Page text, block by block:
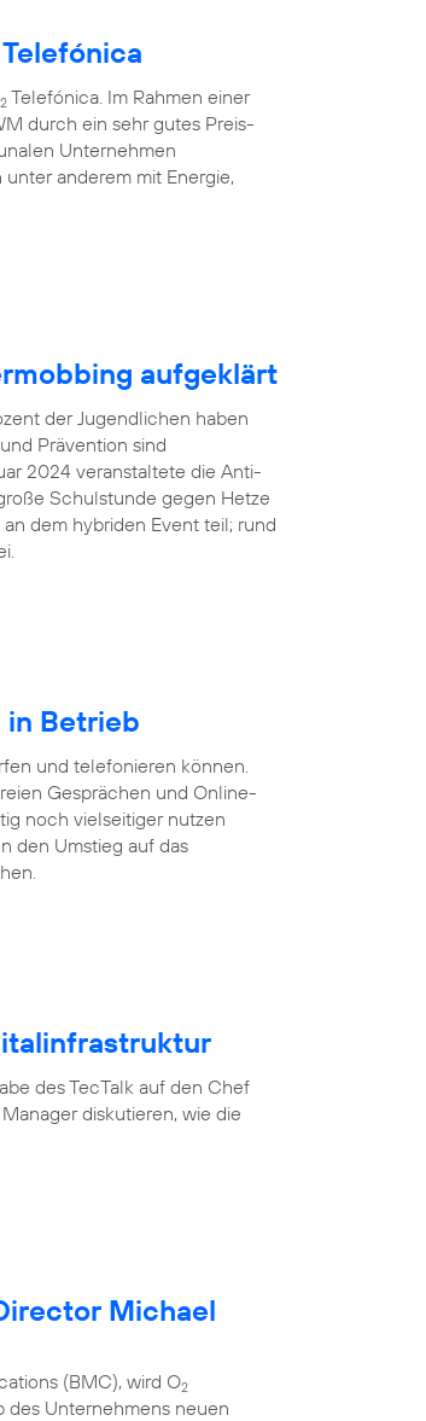
Telefónica
2 Telefónica. Im Rahmen einer
durch ein sehr gutes Preis-
Unternehmen
anderem mit Energie,
aufgeklärt
der Jugendlichen haben
Prävention sind
2024 veranstaltete die Anti-
Schulstunde gegen Hetze
dem hybriden Event teil; rund
in Betrieb
und telefonieren können.
Gesprächen und Online-
noch vielseitiger nutzen
den Umstieg auf das
des TecTalk auf den Chef
diskutieren, wie die
Michael
(BMC), wird O2
des Unternehmens neuen